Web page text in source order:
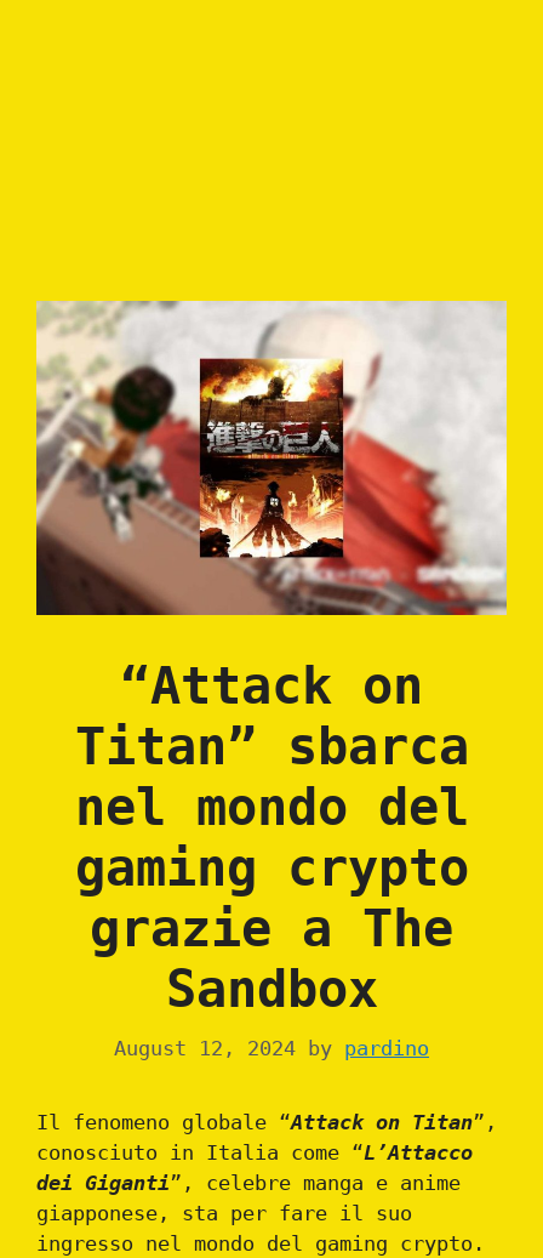
“Attack on
Titan” sbarca
nel mondo del
gaming crypto
grazie a The
Sandbox
August 12, 2024 by pardino
Il fenomeno globale “Attack on Titan”,
conosciuto in Italia come “L’Attacco
dei Giganti”, celebre manga e anime
giapponese, sta per fare il suo
ingresso nel mondo del gaming crypto.